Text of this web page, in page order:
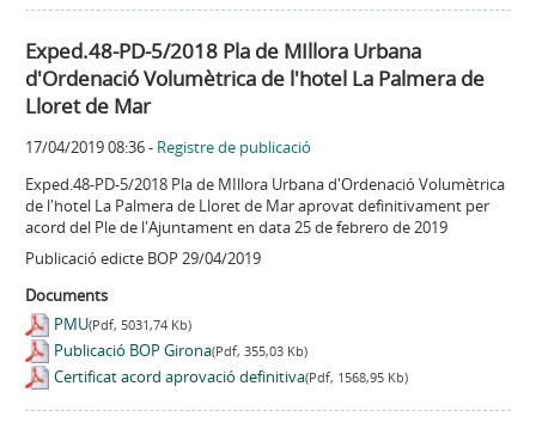
Exped.48-PD-5/2018 Pla de MIllora Urbana
d'Ordenació Volumètrica de l'hotel La Palmera de
Lloret de Mar
17/04/2019 08:36- Registre de publicació
Exped.48-PD-5/2018 Pla de MIllora Urbana d'Ordenació Volumètrica
de l'hotel La Palmera de Lloret de Mar aprovat definitivament per
acord del Ple de l'Ajuntament en data 25 de febrero de 2019
Publicació edicte BOP 29/04/2019
Documents
PMU(Pdf, 5031,74 Kb)
Publicació BOP Girona(Pdf, 355,03 Kb)
Certificat acord aprovació definitiva(Pdf, 1568,95 Kb)